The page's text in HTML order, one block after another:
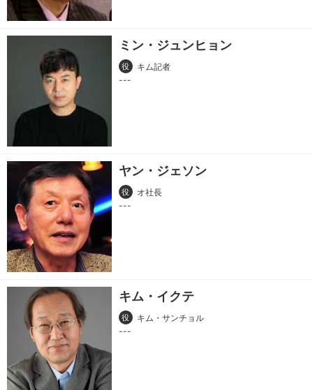
ミン・ジュンヒョン
役 キム記者
ヤン・ジェソン
役 オ社長
キム・イクテ
役 キム・サンチョル